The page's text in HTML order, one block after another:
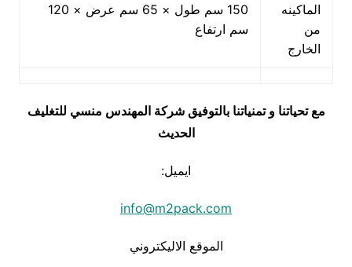
الماكينه
من
الخارج
150 سم طول × 65 سم عرض × 120
سم ارتفاع
مع تحياتنا و تمنياتنا بالتوفيق شركة المهندس منسي للتغليف
الحديث
ايميل:
info@m2pack.com
الموقع الاليكتروني